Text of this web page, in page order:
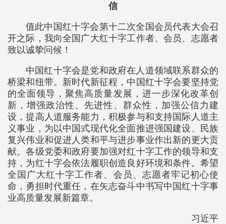
信
值此中国红十字会第十二次全国会员代表大会召
开之际，我向全国广大红十字工作者、会员、志愿者
致以诚挚问候！
中国红十字会是党和政府在人道领域联系群众的
桥梁和纽带。新时代新征程，中国红十字会要坚持党
的全面领导，聚焦高质量发展，进一步深化改革创
新，增强政治性、先进性、群众性，加强公信力建
设，提高人道服务能力，积极参与和支持国际人道主
义事业，为以中国式现代化全面推进强国建设、民族
复兴伟业和促进人类和平与进步事业作出新的更大贡
献。各级党委和政府要加强对红十字工作的领导和支
持，为红十字会依法履职创造良好环境和条件。希望
全国广大红十字工作者、会员、志愿者牢记初心使
命，勇担时代重任，在矢志奋斗中书写中国红十字事
业高质量发展新篇章。
习近平